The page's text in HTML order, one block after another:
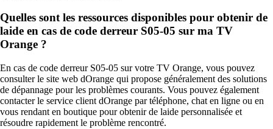
Quelles sont les ressources disponibles pour obtenir de
laide en cas de code derreur S05-05 sur ma TV
Orange ?
En cas de code derreur S05-05 sur votre TV Orange, vous pouvez
consulter le site web dOrange qui propose généralement des solutions
de dépannage pour les problèmes courants. Vous pouvez également
contacter le service client dOrange par téléphone, chat en ligne ou en
vous rendant en boutique pour obtenir de laide personnalisée et
résoudre rapidement le problème rencontré.